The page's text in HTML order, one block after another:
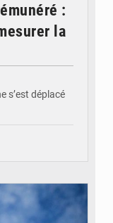
:
la
s’est déplacé